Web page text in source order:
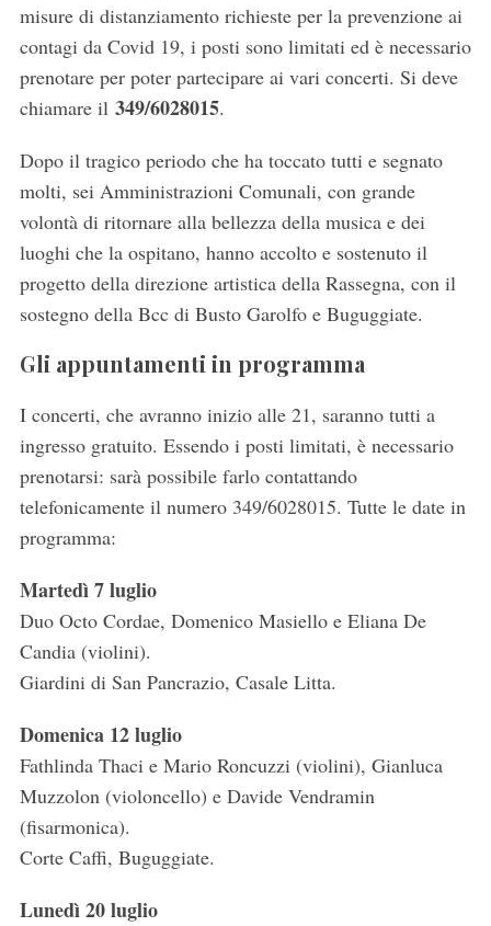
misure di distanziamento richieste per la prevenzione ai
contagi da Covid 19, i posti sono limitati ed è necessario
prenotare per poter partecipare ai vari concerti. Si deve
chiamare il 349/6028015.
Dopo il tragico periodo che ha toccato tutti e segnato
molti, sei Amministrazioni Comunali, con grande
volontà di ritornare alla bellezza della musica e dei
luoghi che la ospitano, hanno accolto e sostenuto il
progetto della direzione artistica della Rassegna, con il
sostegno della Bcc di Busto Garolfo e Buguggiate.
Gli appuntamenti in programma
I concerti, che avranno inizio alle 21, saranno tutti a
ingresso gratuito. Essendo i posti limitati, è necessario
prenotarsi: sarà possibile farlo contattando
telefonicamente il numero 349/6028015. Tutte le date in
programma:
Martedì 7 luglio
Duo Octo Cordae, Domenico Masiello e Eliana De
Candia (violini).
Giardini di San Pancrazio, Casale Litta.
Domenica 12 luglio
Fathlinda Thaci e Mario Roncuzzi (violini), Gianluca
Muzzolon (violoncello) e Davide Vendramin
(fisarmonica).
Corte Caffi, Buguggiate.
Lunedì 20 luglio